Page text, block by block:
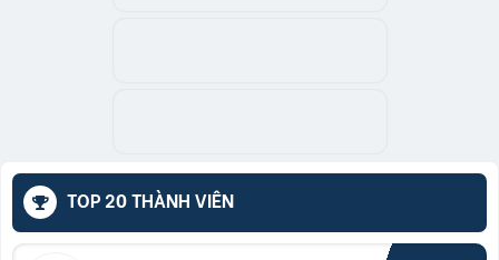
TOP 20 THÀNH VIÊN